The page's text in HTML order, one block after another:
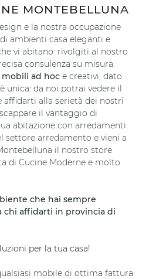
MONTEBELLUNA
e la nostra occupazione
ambienti casa eleganti e
vi abitano: rivolgiti al nostro
consulenza su misura.
ad hoc e creativi, dato
unica: da noi potrai vedere il
affidarti alla serietà dei nostri
il vantaggio di
abitazione con arredamenti
arredamento e vieni a
il nostro store
di Cucine Moderne e molto
che hai sempre
chi affidarti in provincia di
per la tua casa!
mobile di ottima fattura